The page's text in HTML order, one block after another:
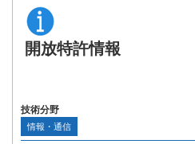
開放特許情報
技術分野
情報・通信